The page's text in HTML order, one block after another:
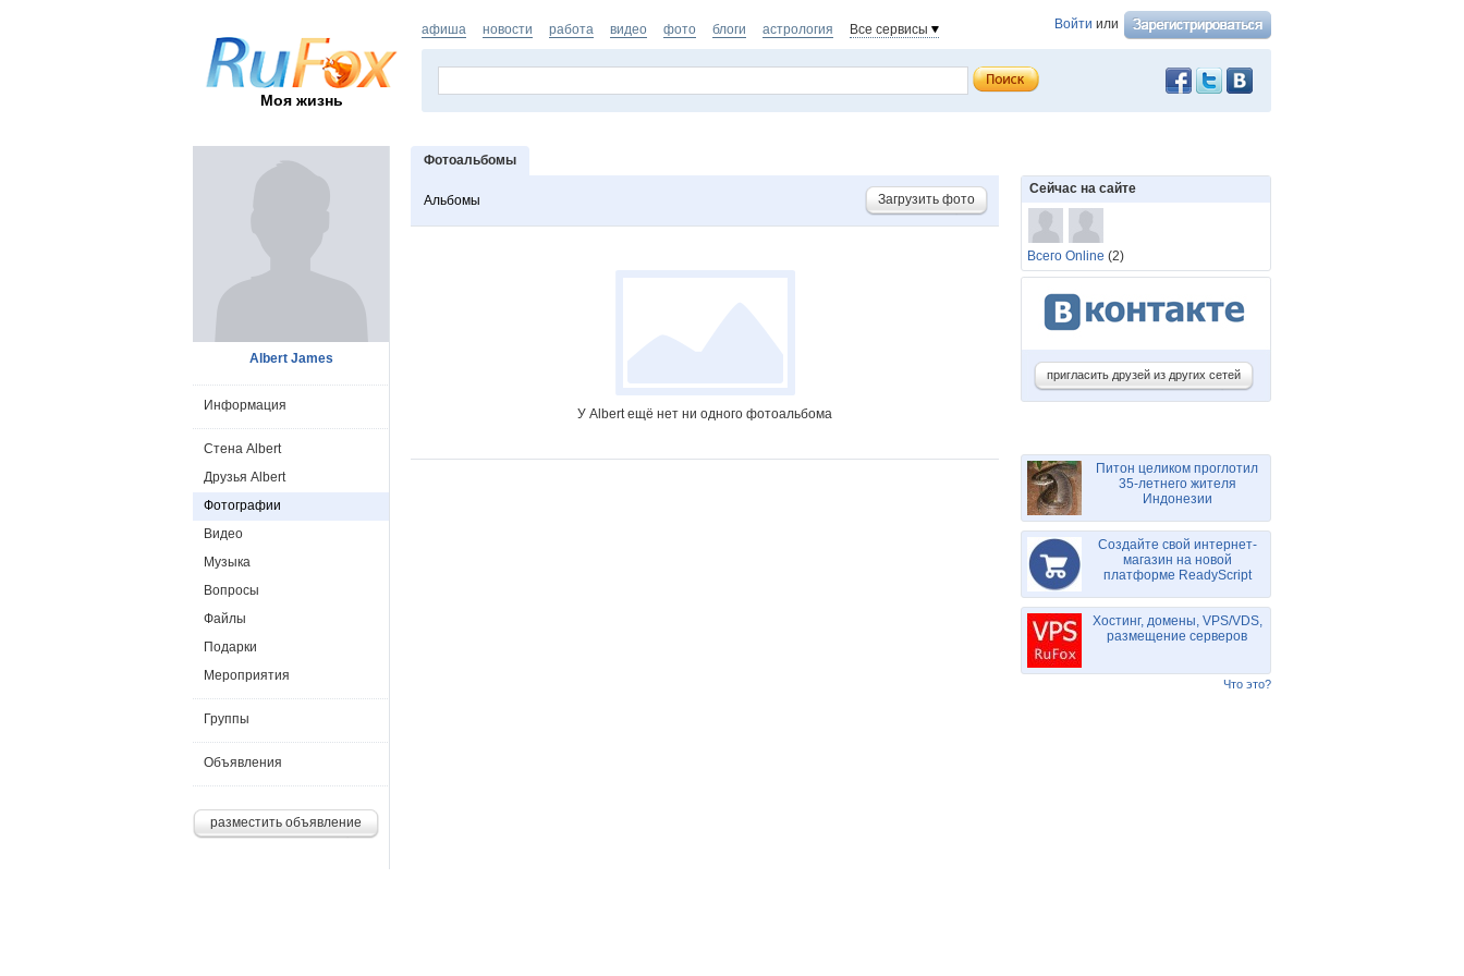
Моя жизнь
Войти или
афиша новости работа видео фото блоги астрология Все сервисы
Фотоальбомы
Альбомы Загрузить фото
У Albert ещё нет ни одного фотоальбома
Albert James
Информация
Стена Albert
Друзья Albert
Фотографии
Видео
Музыка
Вопросы
Файлы
Подарки
Мероприятия
Группы
Объявления
разместить объявление
Сейчас на сайте
Всего Online (2)
пригласить друзей из других сетей
Питон целиком проглотил
35-летнего жителя
Индонезии
Создайте свой интернет-
магазин на новой
платформе ReadyScript
Хостинг, домены, VPS/VDS,
размещение серверов
Что это?